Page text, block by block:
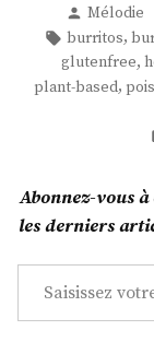
en
avant
Publié
par
Mélodie
Étiquettes :
burritos,
glutenfree,
plant-based,
Abonnez-vous
les derniers
Saisissez votre adresse e-mail…